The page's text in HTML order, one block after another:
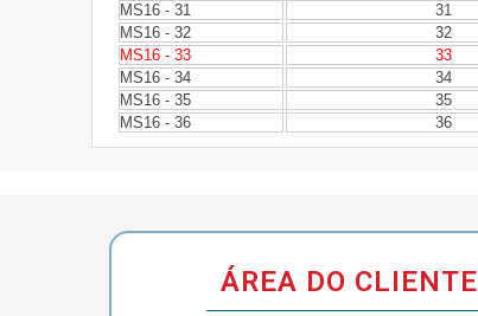
MS16 - 31
31
MS16 - 32
32
MS16 - 33
33
MS16 - 34
34
MS16 - 35
35
MS16 - 36
36
ÁREA DO CLIENTE